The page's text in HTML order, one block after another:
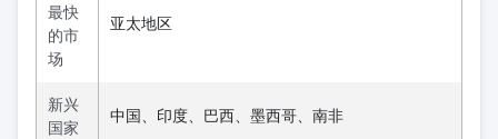
最快
的市
场
亚太地区
新兴
国家
中国、印度、巴西、墨西哥、南非